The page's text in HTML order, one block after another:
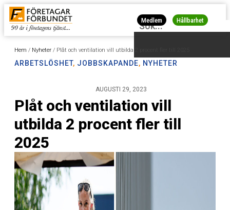
Medlem Hållbarhet
Hem / Nyheter / Plåt och ventilation vill utbilda 2 procent fler till 2025
ARBETSLÖSHET, JOBBSKAPANDE, NYHETER
AUGUSTI 29, 2023
Plåt och ventilation vill
utbilda 2 procent fler till
2025